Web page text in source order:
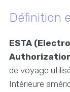
Définition
ESTA
de voyage
Intérieure